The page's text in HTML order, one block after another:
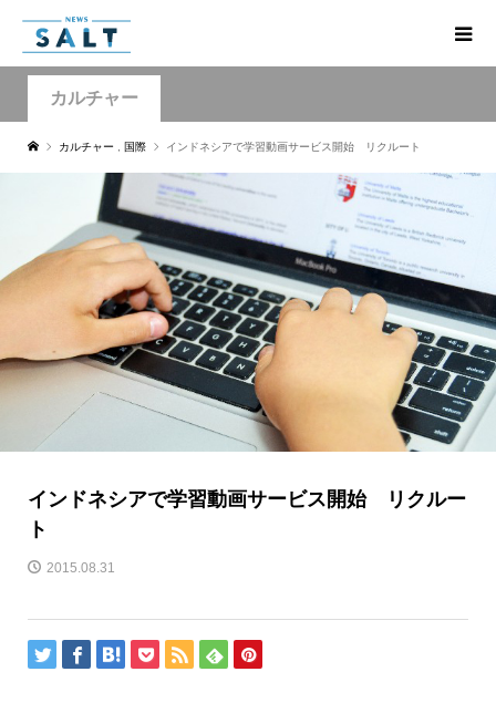
カルチャー
カルチャー 国際 インドネシアで学習動画サービス開始 リクルート
インドネシアで学習動画サービス開始 リクルー
ト
2015.08.31